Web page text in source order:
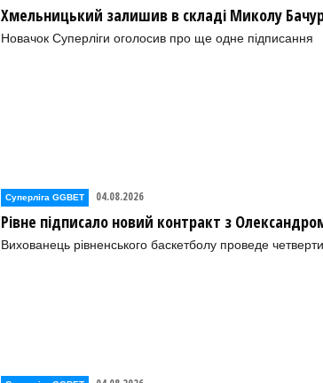
Хмельницький залишив в складі Миколу
Новачок Суперліги оголосив про ще одне підписання
Суперліга GGBET 04.08.2026
Рівне підписало новий контракт з
Вихованець рівненського баскетболу проведе